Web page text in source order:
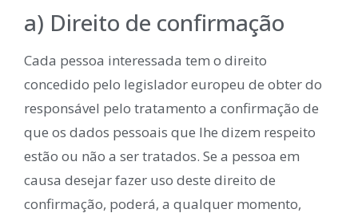
a) Direito de confirmação
Cada pessoa interessada tem o direito
concedido pelo legislador europeu de obter do
responsável pelo tratamento a confirmação de
que os dados pessoais que lhe dizem respeito
estão ou não a ser tratados. Se a pessoa em
causa desejar fazer uso deste direito de
confirmação, poderá, a qualquer momento,